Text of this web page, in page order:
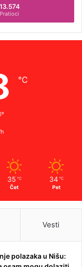
13.574
Pratioci
℃
35 ℃
Čet
34 ℃
Pet
Vesti
polazaka u Nišu: